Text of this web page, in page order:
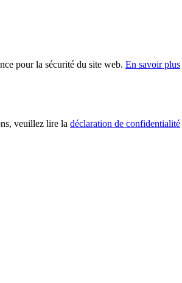
pour la sécurité du site web. En savoir plus
veuillez lire la déclaration de confidentialité